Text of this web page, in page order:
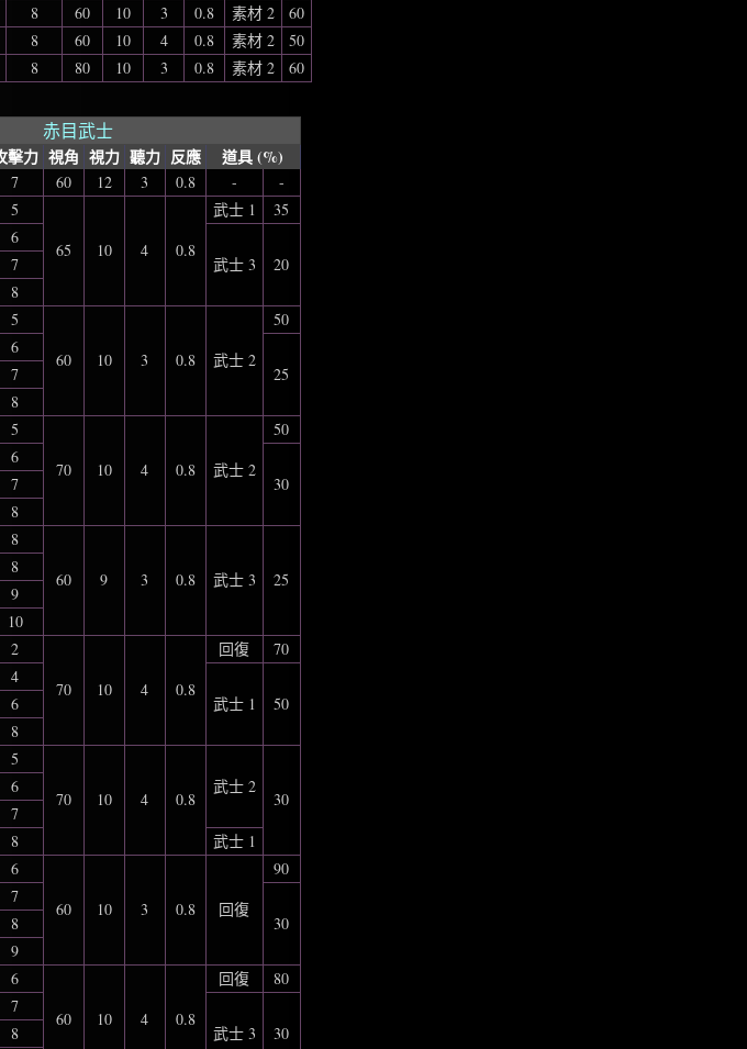
8 60 10 3 0.8 素材 2
60
8 60 10 4 0.8 素材 2
50
8 80 10 3 0.8 素材 2 60
赤目武士
擊力 視角 視力 聽力 反應 道具 (%)
7 60 12 3 0.8 - -
5
65
10 4 0.8
武士 1
35
6
武士 3
20
7
8
5
60
10 3 0.8 武士 2
50
6
25
7
8
5
70
10 4 0.8 武士 2
50
6
30
7
8
8
60
9 3 0.8 武士 3 25
8
9
10
2
70
10 4 0.8
回復
70
4
武士 1
50
6
8
5
70
10 4 0.8
武士 2
30
6
7
8 武士 1
6
60
10 3 0.8 回復
90
7
30
8
9
6
60
10 4 0.8
回復
80
7
武士 3
30
8